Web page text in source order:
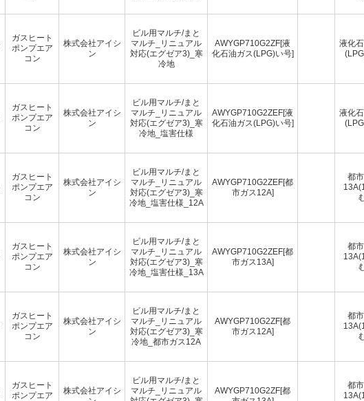
ガスヒート
ポンプエア
コン
株式会社アイシ
ン
ビル用マルチ/まと
マルチ_リニュアル
対応(エグゼア3)_寒
冷地
AWYGP710G2ZF[液
化石油ガス(LPG)い号]
液化
ガスヒート
ポンプエア
コン
株式会社アイシ
ン
ビル用マルチ/まと
マルチ_リニュアル
対応(エグゼア3)_寒
冷地_塩害仕様
AWYGP710G2ZEF[液
化石油ガス(LPG)い号]
液化
ガスヒート
ポンプエア
コン
株式会社アイシ
ン
ビル用マルチ/まと
マルチ_リニュアル
対応(エグゼア3)_寒
冷地_塩害仕様_12A
AWYGP710G2ZEF[都
市ガス12A]
都
ガスヒート
ポンプエア
コン
株式会社アイシ
ン
ビル用マルチ/まと
マルチ_リニュアル
対応(エグゼア3)_寒
冷地_塩害仕様_13A
AWYGP710G2ZEF[都
市ガス13A]
都
ガスヒート
ポンプエア
コン
株式会社アイシ
ン
ビル用マルチ/まと
マルチ_リニュアル
対応(エグゼア3)_寒
冷地_都市ガス12A
AWYGP710G2ZF[都
市ガス12A]
都
ガスヒート
ポンプエア
株式会社アイシ
ビル用マルチ/まと
マルチ_リニュアル
AWYGP710G2ZF[都
都